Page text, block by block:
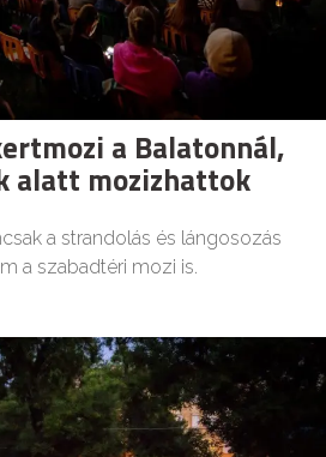
a Balatonnál,
alatt mozizhattok
a strandolás és lángosozás
a szabadtéri mozi is.